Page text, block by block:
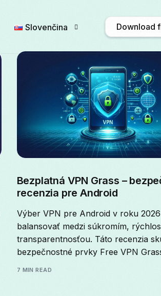
Slovenčina
Afrikaans
Български ဗမာစာ
Français Galego
Italiano 日本語
Македонски Melayu
Download
Bezplatná VPN Grass –
recenzia pre Android
Výber VPN pre Android v roku
balansovať medzi súkromím,
transparentnosťou. Táto recenzia
bezpečnostné prvky Free VPN
7 MIN READ